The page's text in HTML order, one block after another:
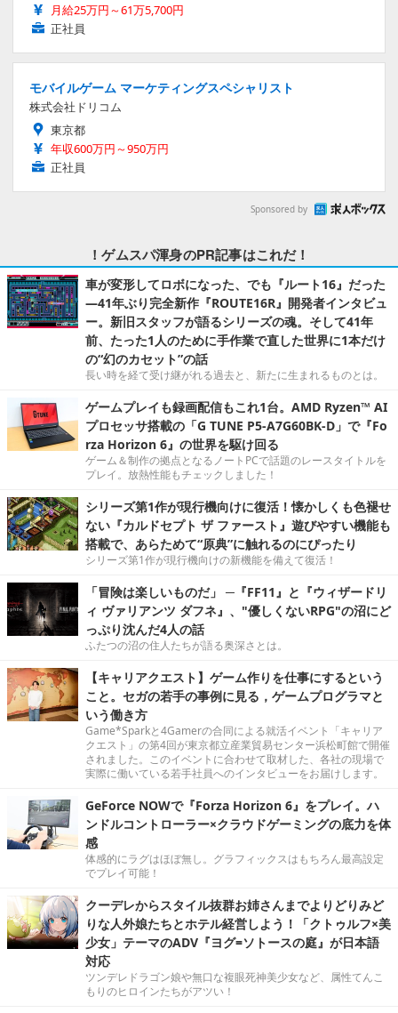
月給25万円～61万5,700円
正社員
モバイルゲーム マーケティングスペシャリスト
株式会社ドリコム
東京都
年収600万円～950万円
正社員
Sponsored by
！ゲムスパ渾身のPR記事はこれだ！
車が変形してロボになった、でも『ルート16』だった
―41年ぶり完全新作『ROUTE16R』開発者インタビュ
ー。新旧スタッフが語るシリーズの魂。そして41年
前、たった1人のために手作業で直した世界に1本だけ
の“幻のカセット”の話
長い時を経て受け継がれる過去と、新たに生まれるものとは。
ゲームプレイも録画配信もこれ1台。AMD Ryzen™ AI
プロセッサ搭載の「G TUNE P5-A7G60BK-D」で『Fo
rza Horizon 6』の世界を駆け回る
ゲーム＆制作の拠点となるノートPCで話題のレースタイトルを
プレイ。放熱性能もチェックしました！
シリーズ第1作が現行機向けに復活！懐かしくも色褪せ
ない『カルドセプト ザ ファースト』遊びやすい機能も
搭載で、あらためて“原典”に触れるのにぴったり
シリーズ第1作が現行機向けの新機能を備えて復活！
「冒険は楽しいものだ」 ─『FF11』と『ウィザードリ
ィ ヴァリアンツ ダフネ』、"優しくないRPG"の沼にど
っぷり沈んだ4人の話
ふたつの沼の住人たちが語る奥深さとは。
【キャリアクエスト】ゲーム作りを仕事にするという
こと。セガの若手の事例に見る，ゲームプログラマと
いう働き方
Game*Sparkと4Gamerの合同による就活イベント「キャリア
クエスト」の第4回が東京都立産業貿易センター浜松町館で開催
されました。このイベントに合わせて取材した、各社の現場で
実際に働いている若手社員へのインタビューをお届けします。
GeForce NOWで『Forza Horizon 6』をプレイ。ハ
ンドルコントローラー×クラウドゲーミングの底力を体
感
体感的にラグはほぼ無し。グラフィックスはもちろん最高設定
でプレイ可能！
クーデレからスタイル抜群お姉さんまでよりどりみど
りな人外娘たちとホテル経営しよう！「クトゥルフ×美
少女」テーマのADV『ヨグ=ソトースの庭』が日本語
対応
ツンデレドラゴン娘や無口な複眼死神美少女など、属性てんこ
もりのヒロインたちがアツい！